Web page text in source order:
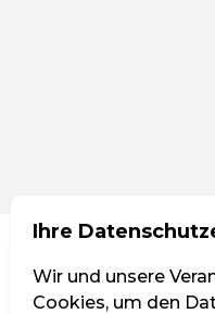
Ihre
Wir und unsere
Cookies, um den